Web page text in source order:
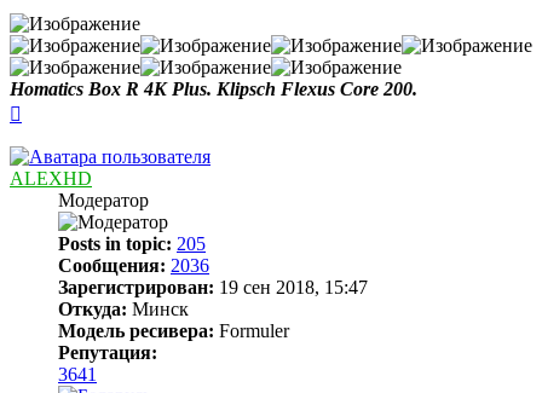
Homatics Box R 4K Plus. Klipsch Flexus Core 200.
началу
ALEXHD
Модератор
Posts in topic: 205
Сообщения: 2036
Зарегистрирован: 19 сен 2018, 15:47
Откуда: Минск
Модель ресивера: Formuler
Репутация:
3641